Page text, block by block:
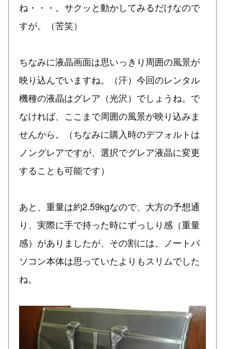
ね・・・。サクッと動かしてみるだけなので
すが。（苦笑）
ちなみに液晶画面は思いっきり周囲の風景が
映り込んでいますね。（汗）今回のレンタル
機種の液晶はグレア（光沢）でしょうね。で
なければ、ここまで周囲の風景が映り込みま
せんから。（ちなみに購入時のデフォルトは
ノングレアですが、選択でグレア液晶に変更
することも可能です）
あと、重量は約2.59kgなので、大方の予想通
り、実際に手で持った時にずっしり感（重量
感）がありましたが、その割には、ノートパ
ソコン本体は思っていたよりもスリムでした
ね。